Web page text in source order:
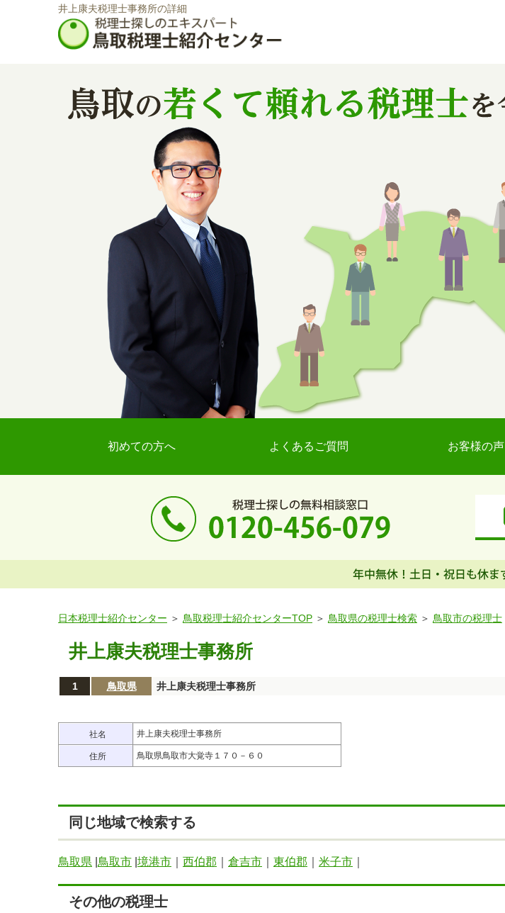
井上康夫税理士事務所の詳細
初めての方へ よくあるご質問 お客様の声
日本税理士紹介センター 鳥取税理士紹介センターTOP 鳥取県の税理士検索 鳥取市の税理士
井上康夫税理士事務所
1 鳥取県 井上康夫税理士事務所
社名 井上康夫税理士事務所
住所 鳥取県鳥取市大覚寺１７０－６０
同じ地域で検索する
鳥取県 鳥取市 境港市 西伯郡 倉吉市 東伯郡 米子市
その他の税理士